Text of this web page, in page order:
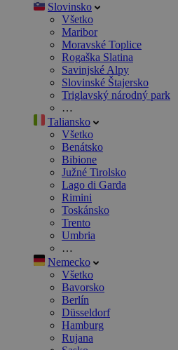
Slovinsko
Všetko
Maribor
Moravské Toplice
Rogaška Slatina
Savinjské Alpy
Slovinské Štajersko
Triglavský národný park
…
Taliansko
Všetko
Benátsko
Bibione
Južné Tirolsko
Lago di Garda
Rimini
Toskánsko
Trento
Umbria
…
Nemecko
Všetko
Bavorsko
Berlín
Düsseldorf
Hamburg
Rujana